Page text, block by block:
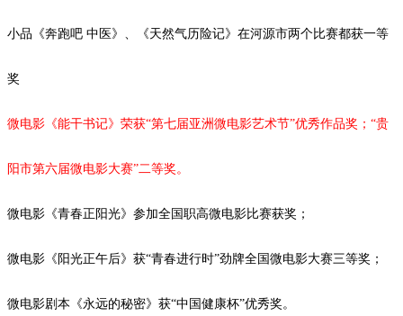
小品《奔跑吧 中医》、《天然气历险记》在河源市两个比赛都获一等
奖
微电影《能干书记》荣获“第七届亚洲微电影艺术节”优秀作品奖；“贵
阳市第六届微电影大赛”二等奖。
微电影《青春正阳光》参加全国职高微电影比赛获奖；
微电影《阳光正午后》获“青春进行时”劲牌全国微电影大赛三等奖；
微电影剧本《永远的秘密》获“中国健康杯”优秀奖。